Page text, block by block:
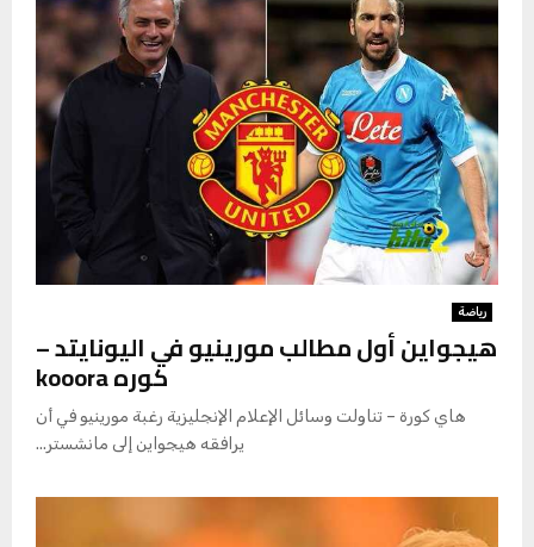
رياضة
هيجواين أول مطالب مورينيو في اليونايتد –
كوره kooora
هاي كورة – تناولت وسائل الإعلام الإنجليزية رغبة مورينيو في أن
يرافقه هيجواين إلى مانشستر...